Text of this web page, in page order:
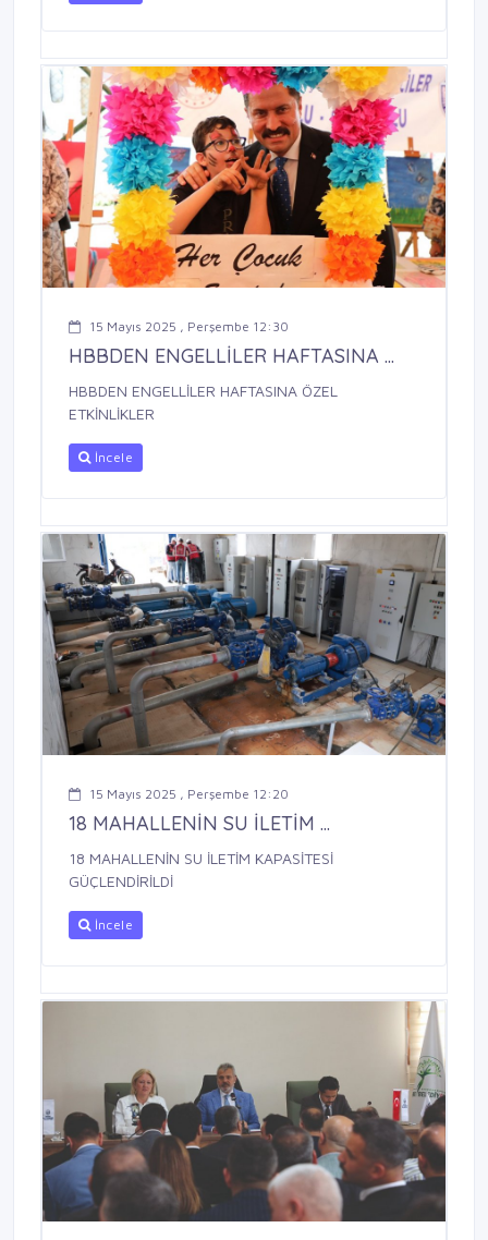
15 Mayıs 2025 , Perşembe 12:30
HBBDEN ENGELLİLER HAFTASINA ...
HBBDEN ENGELLİLER HAFTASINA ÖZEL
ETKİNLİKLER
İncele
15 Mayıs 2025 , Perşembe 12:20
18 MAHALLENİN SU İLETİM ...
18 MAHALLENİN SU İLETİM KAPASİTESİ
GÜÇLENDİRİLDİ
İncele